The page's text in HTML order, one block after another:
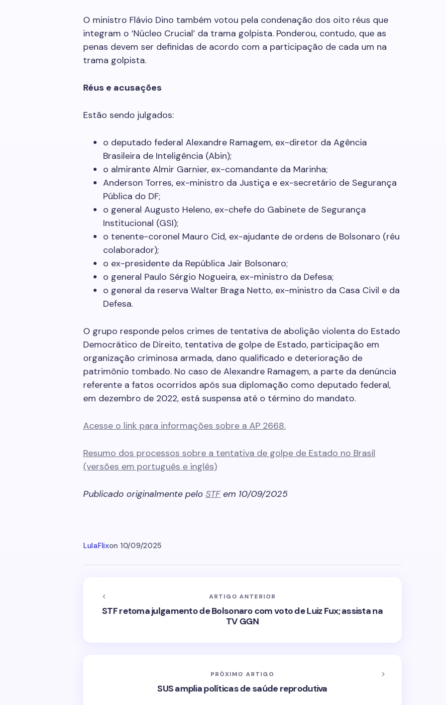
O ministro Flávio Dino também votou pela condenação dos oito réus que
integram o ‘Núcleo Crucial’ da trama golpista. Ponderou, contudo, que as
penas devem ser definidas de acordo com a participação de cada um na
trama golpista.
Réus e acusações
Estão sendo julgados:
o deputado federal Alexandre Ramagem, ex-diretor da Agência
Brasileira de Inteligência (Abin);
o almirante Almir Garnier, ex-comandante da Marinha;
Anderson Torres, ex-ministro da Justiça e ex-secretário de Segurança
Pública do DF;
o general Augusto Heleno, ex-chefe do Gabinete de Segurança
Institucional (GSI);
o tenente-coronel Mauro Cid, ex-ajudante de ordens de Bolsonaro (réu
colaborador);
o ex-presidente da República Jair Bolsonaro;
o general Paulo Sérgio Nogueira, ex-ministro da Defesa;
o general da reserva Walter Braga Netto, ex-ministro da Casa Civil e da
Defesa.
O grupo responde pelos crimes de tentativa de abolição violenta do Estado
Democrático de Direito, tentativa de golpe de Estado, participação em
organização criminosa armada, dano qualificado e deterioração de
patrimônio tombado. No caso de Alexandre Ramagem, a parte da denúncia
referente a fatos ocorridos após sua diplomação como deputado federal,
em dezembro de 2022, está suspensa até o término do mandato.
Acesse o link para informações sobre a AP 2668.
Resumo dos processos sobre a tentativa de golpe de Estado no Brasil
(versões em português e inglês)
Publicado originalmente pelo STFem 10/09/2025
LulaFlixon 10/09/2025
ARTIGO ANTERIOR
STF retoma julgamento de Bolsonaro com voto de Luiz Fux; assista na
TV GGN
PRÓXIMO ARTIGO
SUS amplia políticas de saúde reprodutiva